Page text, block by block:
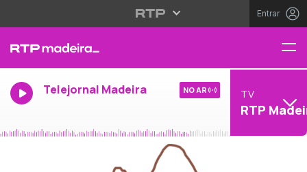
Entrar
Telejornal Madeira NO AR TV
RTP